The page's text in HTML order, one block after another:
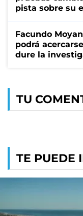
pista sobre su
Facundo
podrá
dure la
TU
TE PUEDE